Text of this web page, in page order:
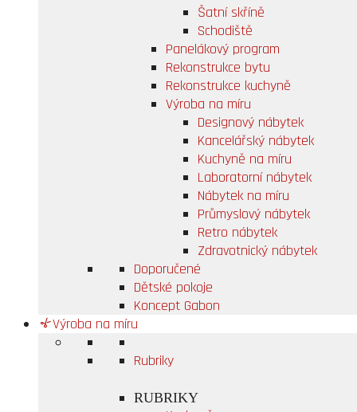
Šatní skříně
Schodiště
Panelákový program
Rekonstrukce bytu
Rekonstrukce kuchyně
Výroba na míru
Designový nábytek
Kancelářský nábytek
Kuchyně na míru
Laboratorní nábytek
Nábytek na míru
Průmyslový nábytek
Retro nábytek
Zdravotnický nábytek
Doporučené
Dětské pokoje
Koncept Gabon
Výroba na míru
Rubriky
RUBRIKY